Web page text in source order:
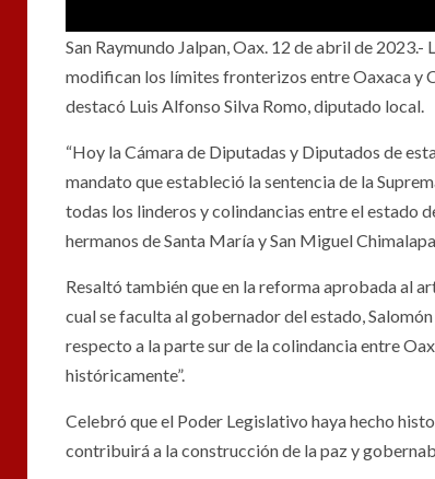
San Raymundo Jalpan, Oax. 12 de abril de
modifican los límites fronterizos entre Oaxaca y
destacó Luis Alfonso Silva Romo, diputado local.
“Hoy la Cámara de Diputadas y Diputados de
mandato que estableció la sentencia de la
todas los linderos y colindancias entre el estado
hermanos de Santa María y San Miguel
Resaltó también que en la reforma aprobada al
cual se faculta al gobernador del estado,
respecto a la parte sur de la colindancia entre
históricamente”.
Celebró que el Poder Legislativo haya hecho
contribuirá a la construcción de la paz y